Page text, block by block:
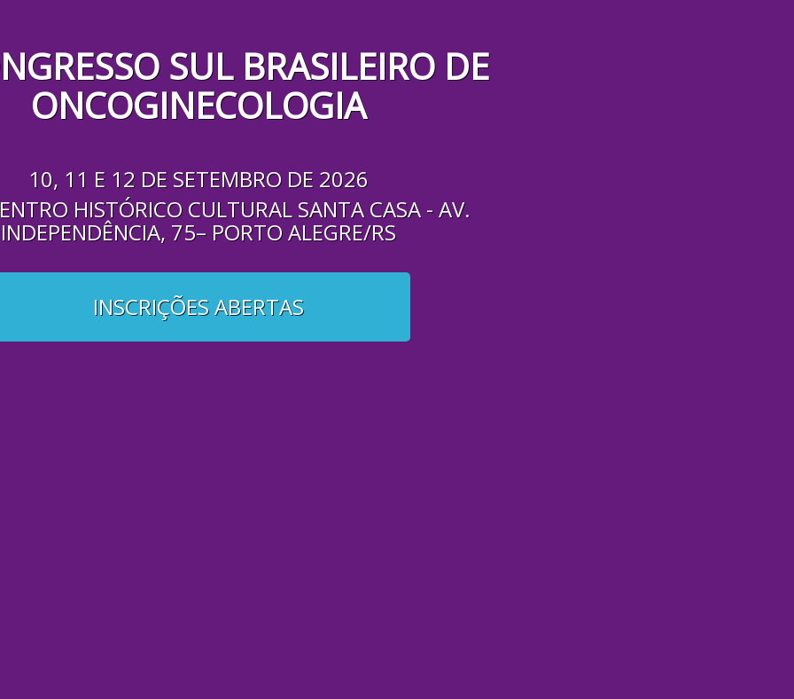
SUL BRASILEIRO DE
ONCOGINECOLOGIA
10, 11 E 12 DE SETEMBRO DE 2026
HISTÓRICO CULTURAL SANTA CASA - AV.
INDEPENDÊNCIA, 75– PORTO ALEGRE/RS
INSCRIÇÕES ABERTAS